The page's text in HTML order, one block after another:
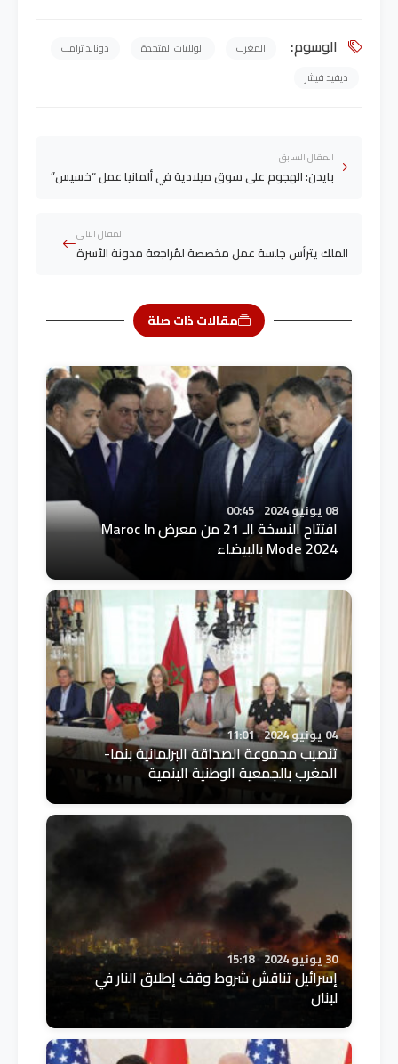
الوسوم: المغرب الولايات المتحدة
دونالد ترامب
ديفيد فيشر
المقال السابق
بايدن: الهجوم على سوق ميلادية في ألمانيا عمل “خسيس”
المقال التالي
الملك يترأس جلسة عمل مخصصة لمُراجعة مدونة الأسرة
مقالات ذات صلة
08 يونيو 2024 00:45
افتتاح النسخة الـ 21 من معرض Maroc In
Mode 2024 بالبيضاء
04 يونيو 2024 11:01
تنصيب مجموعة الصداقة البرلمانية بنما-
المغرب بالجمعية الوطنية البنمية
30 يونيو 2024 15:18
إسرائيل تناقش شروط وقف إطلاق النار في
لبنان